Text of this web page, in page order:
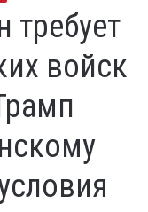
требует
войск